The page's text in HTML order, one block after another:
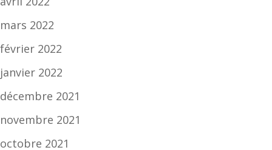
mars 2022
février 2022
janvier 2022
décembre 2021
novembre 2021
octobre 2021